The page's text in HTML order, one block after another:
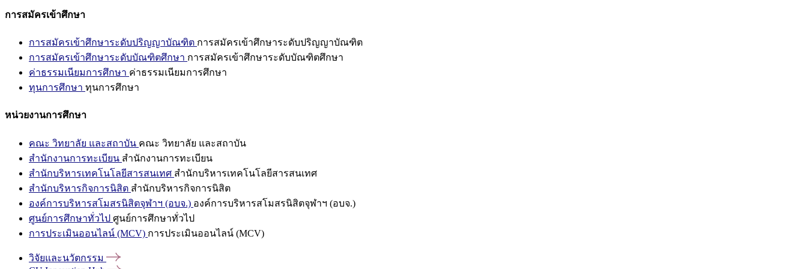
การสมัครเข้าศึกษา
การสมัครเข้าศึกษาระดับปริญญาบัณฑิต การสมัครเข้าศึกษาระดับปริญญาบัณฑิต
การสมัครเข้าศึกษาระดับบัณฑิตศึกษา การสมัครเข้าศึกษาระดับบัณฑิตศึกษา
ค่าธรรมเนียมการศึกษา ค่าธรรมเนียมการศึกษา
ทุนการศึกษา ทุนการศึกษา
หน่วยงานการศึกษา
คณะ วิทยาลัย และสถาบัน คณะ วิทยาลัย และสถาบัน
สำนักงานการทะเบียน สำนักงานการทะเบียน
สำนักบริหารเทคโนโลยีสารสนเทศ สำนักบริหารเทคโนโลยีสารสนเทศ
สำนักบริหารกิจการนิสิต สำนักบริหารกิจการนิสิต
องค์การบริหารสโมสรนิสิตจุฬาฯ (อบจ.) องค์การบริหารสโมสรนิสิตจุฬาฯ (อบจ.)
ศูนย์การศึกษาทั่วไป ศูนย์การศึกษาทั่วไป
การประเมินออนไลน์ (MCV) การประเมินออนไลน์ (MCV)
วิจัยและนวัตกรรม